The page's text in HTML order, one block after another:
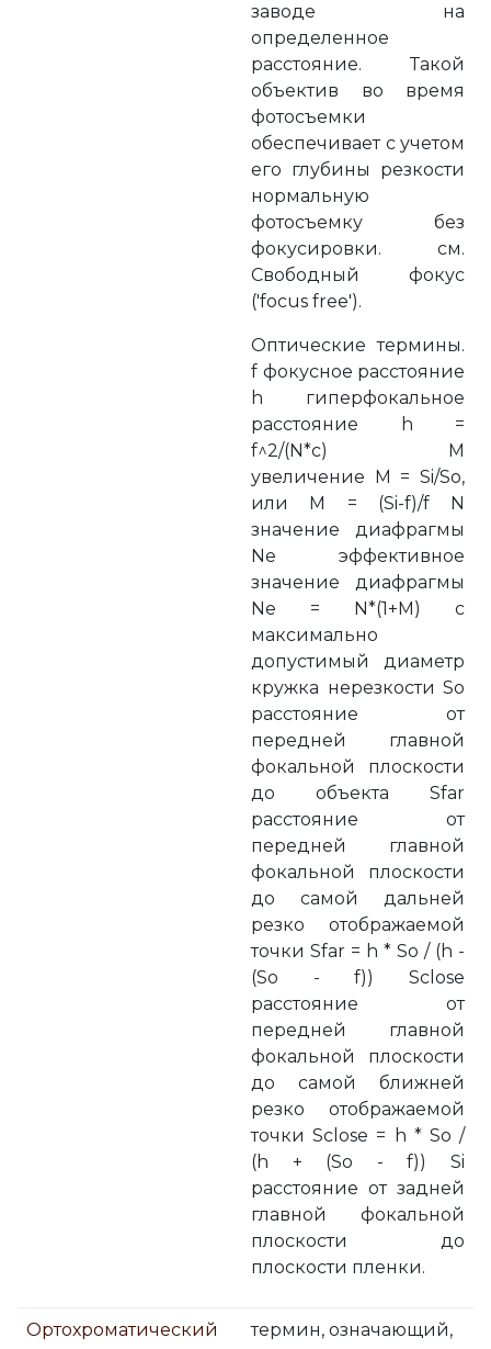
заводе на
определенное
расстояние. Такой
объектив во время
фотосъемки
обеспечивает с учетом
его глубины резкости
нормальную
фотосъемку без
фокусировки. см.
Свободный фокус
('focus free').
Оптические термины.
f фокусное расстояние
h гиперфокальное
расстояние h =
f^2/(N*c) M
увеличение M = Si/So,
или M = (Si-f)/f N
значение диафрагмы
Ne эффективное
значение диафрагмы
Ne = N*(1+M) c
максимально
допустимый диаметр
кружка нерезкости So
расстояние от
передней главной
фокальной плоскости
до объекта Sfar
расстояние от
передней главной
фокальной плоскости
до самой дальней
резко отображаемой
точки Sfar = h * So / (h -
(So - f)) Sclose
расстояние от
передней главной
фокальной плоскости
до самой ближней
резко отображаемой
точки Sclose = h * So /
(h + (So - f)) Si
расстояние от задней
главной фокальной
плоскости до
плоскости пленки.
Ортохроматический
термин, означающий,